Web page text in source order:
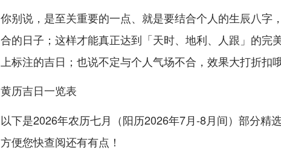
你别说，是至关重要的一点、就是要结合个人的生辰八字
合的日子；这样才能真正达到「天时、地利、人跟」的完
上标注的吉日；也说不定与个人气场不合，效果大打折扣
黄历吉日一览表
以下是2026年农历七月（阳历2026年7月-8月间）部分精
方便您快查阅还有有点！